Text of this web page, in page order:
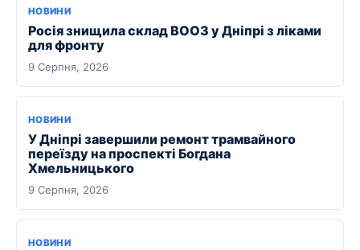
НОВИНИ
Росія знищила склад ВООЗ у Дніпрі з ліками
для фронту
9 Серпня, 2026
НОВИНИ
У Дніпрі завершили ремонт трамвайного
переїзду на проспекті Богдана
Хмельницького
9 Серпня, 2026
НОВИНИ